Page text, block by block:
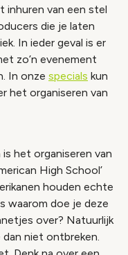
inhuren van een stel
die je laten
In ieder geval is er
zo’n evenement
In onze specials kun
het organiseren van
het organiseren van
High School’
houden echte
waarom doe je deze
over? Natuurlijk
niet ontbreken.